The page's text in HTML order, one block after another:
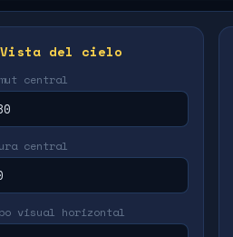
Vista del cielo
central
central
visual horizontal